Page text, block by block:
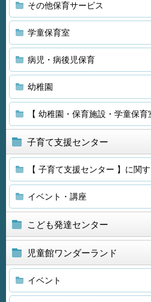
その他保育サービス
学童保育室
病児・病後児保育
幼稚園
【 幼稚園・保育施設・学童保
子育て支援センター
【 子育て支援センター 】に関
イベント・講座
こども発達センター
児童館ワンダーランド
イベント